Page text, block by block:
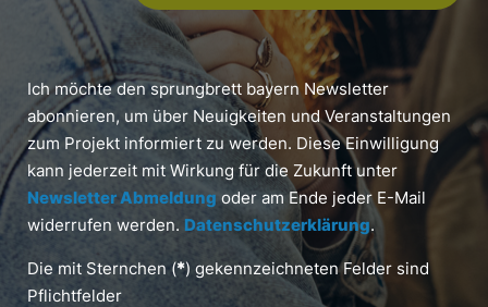
Ich möchte den sprungbrett bayern Newsletter
abonnieren, um über Neuigkeiten und Veranstaltungen
zum Projekt informiert zu werden. Diese Einwilligung
kann jederzeit mit Wirkung für die Zukunft unter
Newsletter Abmeldung oder am Ende jeder E-Mail
widerrufen werden. Datenschutzerklärung.
Die mit Sternchen (*) gekennzeichneten Felder sind
Pflichtfelder